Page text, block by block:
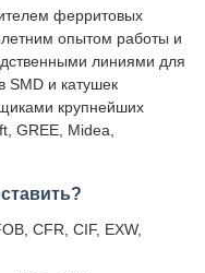
ферритовых
опытом работы и
линиями для
SMD и катушек
крупнейших
GREE, Midea,
CFR, CIF, EXW,